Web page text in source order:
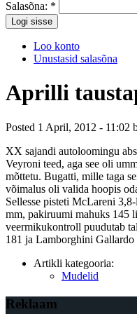
Salasõna: *
Loo konto
Unustasid salasõna
Aprilli
Posted 1 April, 2012 - 11:02
XX sajandi autoloomingu
Veyroni teed, aga see oli
mõttetu. Bugatti, mille taga
võimalus oli valida hoopis
Sellesse pisteti McLareni
mm, pakiruumi mahuks 145
veermikukontroll puudutab
181 ja Lamborghini Gallardo
Artikli kategooria:
Mudelid
Reklaam